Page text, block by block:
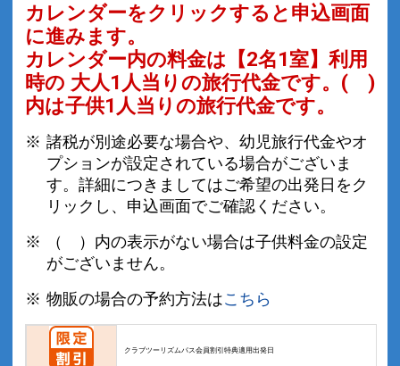
カレンダーをクリックすると申込画面
に進みます。
カレンダー内の料金は 【2名1室】利用
時の 大人1人当りの旅行代金です。 ( )
内は子供1人当りの旅行代金です。
諸税が別途必要な場合や、幼児旅行代金やオ
プションが設定されている場合がございま
す。詳細につきましてはご希望の出発日をク
リックし、申込画面でご確認ください。
（ ）内の表示がない場合は子供料金の設定
がございません。
物販の場合の予約方法はこちら
クラブツーリズムパス会員割引特典適用出発日